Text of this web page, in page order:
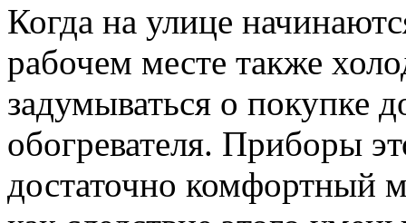
Когда на улице
рабочем месте также
задумываться о покупке
обогревателя. Приборы
достаточно комфортный